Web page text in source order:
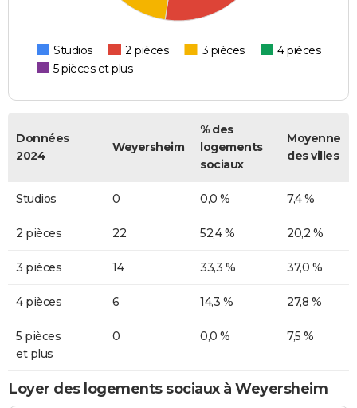
Studios 2 pièces 3 pièces
4 pièces
5 pièces et plus
Données
2024
Weyersheim
% des
logements
sociaux
Moyenne
des villes
Studios 0 0,0 % 7,4 %
2 pièces 22 52,4 % 20,2 %
3 pièces 14 33,3 % 37,0 %
4 pièces 6 14,3 % 27,8 %
5 pièces
et plus
0 0,0 % 7,5 %
Loyer des logements sociaux à Weyersheim